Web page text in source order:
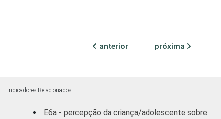
anterior próxima
Indicadores Relacionados
E6a - percepção da criança/adolescente sobre